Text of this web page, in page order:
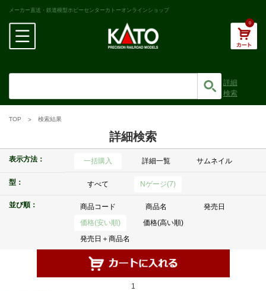
メーカー直送・鉄道模型ホビーセンターカトーオンラインショップ
0
詳細
検索
TOP 検索結果
詳細検索
表示方法： 一括購入 詳細一覧 サムネイル
型： すべて Nゲージ(7)
並び順： 商品コード 商品名
発売日
価格(安い順)
価格(高い順)
発売日＋商品名
1